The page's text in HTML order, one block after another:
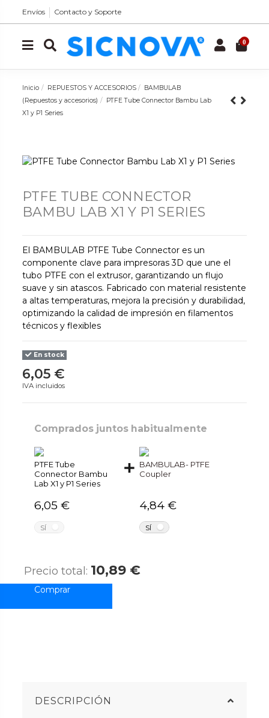
Envíos Contacto y Soporte
0
Inicio REPUESTOS Y ACCESORIOS
BAMBULAB
(Repuestos y accesorios)
PTFE Tube Connector Bambu Lab
X1 y P1 Series
PTFE TUBE CONNECTOR
BAMBU LAB X1 Y P1 SERIES
El BAMBULAB PTFE Tube Connector es un
componente clave para impresoras 3D que une el
tubo PTFE con el extrusor, garantizando un flujo
suave y sin atascos. Fabricado con material resistente
a altas temperaturas, mejora la precisión y durabilidad,
optimizando la calidad de impresión en filamentos
técnicos y flexibles
En stock
6,05 €
IVA incluidos
Comprados juntos habitualmente
PTFE Tube
Connector Bambu
Lab X1 y P1 Series
6,05 €
SÍ
BAMBULAB- PTFE
Coupler
4,84 €
SÍ
Precio total: 10,89 €
DESCRIPCIÓN